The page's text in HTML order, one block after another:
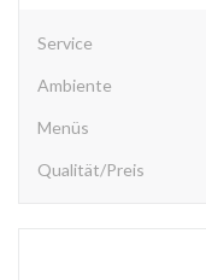
Service
Ambiente
Menüs
Qualität/Preis